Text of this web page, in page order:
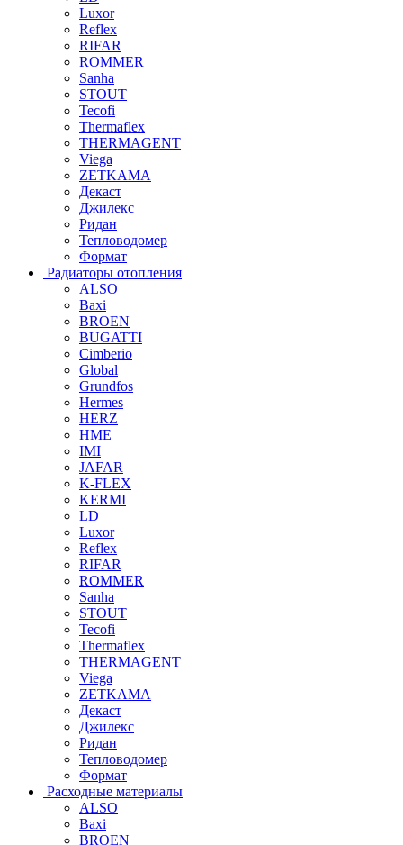
Luxor
Reflex
RIFAR
ROMMER
Sanha
STOUT
Tecofi
Thermaflex
THERMAGENT
Viega
ZETKAMA
Декаст
Джилекс
Ридан
Тепловодомер
Формат
Радиаторы отопления
ALSO
Baxi
BROEN
BUGATTI
Cimberio
Global
Grundfos
Hermes
HERZ
HME
IMI
JAFAR
K-FLEX
KERMI
LD
Luxor
Reflex
RIFAR
ROMMER
Sanha
STOUT
Tecofi
Thermaflex
THERMAGENT
Viega
ZETKAMA
Декаст
Джилекс
Ридан
Тепловодомер
Формат
Расходные материалы
ALSO
Baxi
BROEN